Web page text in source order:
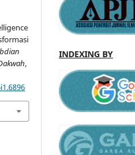
,
INDEXING BY